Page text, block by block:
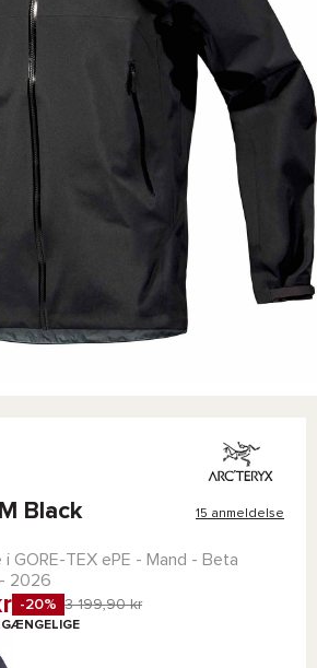
Black 15 anmeldelse
i GORE-TEX ePE - Mand - Beta
- 2026
-20% 3 199,90 kr